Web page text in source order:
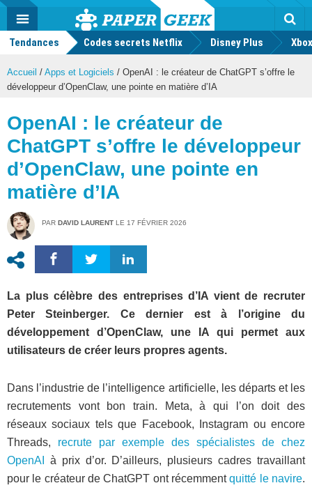
Actu
geek
MENU
Tendances Codes secrets Netflix Disney Plus
Accueil / Apps et Logiciels / OpenAI : le créateur de ChatGPT s’offre le
développeur d’OpenClaw, une pointe en matière d’IA
OpenAI : le créateur de
ChatGPT s’offre le développeur
d’OpenClaw, une pointe en
matière d’IA
PAR DAVID LAURENT LE 17 FÉVRIER 2026
La plus célèbre des entreprises d’IA vient de recruter
Peter Steinberger. Ce dernier est à l’origine du
développement d’OpenClaw, une IA qui permet aux
utilisateurs de créer leurs propres agents.
Dans l’industrie de l’intelligence artificielle, les départs et les
recrutements vont bon train. Meta, à qui l’on doit des
réseaux sociaux tels que Facebook, Instagram ou encore
Threads, recrute par exemple des spécialistes de chez
OpenAI
à prix d’or. D’ailleurs, plusieurs cadres travaillant
pour le créateur de ChatGPT ont récemmentquitté le navire.
Mode
FacebookTwitter Youtube